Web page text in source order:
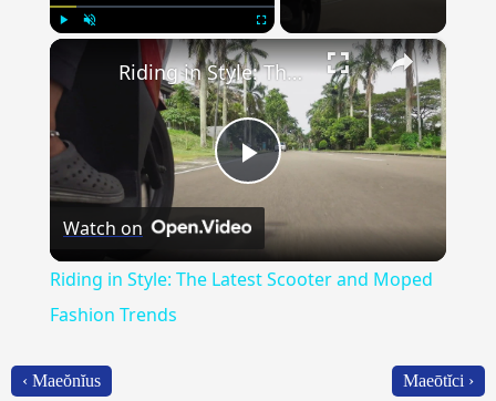
×
Play
Video
Riding in Style: The Latest Scooter and Moped Fashion Trends
Watch on
Riding in Style: The Latest Scooter and Moped
Fashion Trends
‹ Maeŏnĭus Maeōtĭci ›